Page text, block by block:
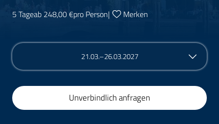
5 Tageab 248,00 €pro Person| Merken
21.03.–26.03.2027
Unverbindlich anfragen